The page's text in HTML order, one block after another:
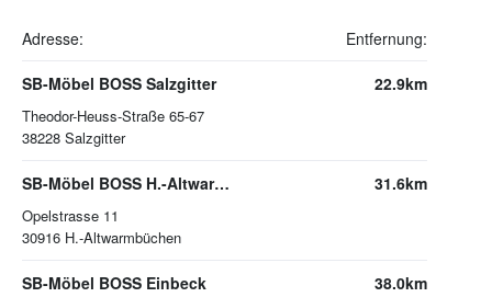
Adresse: Entfernung:
SB-Möbel BOSS Salzgitter
Theodor-Heuss-Straße 65-67
38228 Salzgitter
22.9km
SB-Möbel BOSS H.-Altwarmbüchen
Opelstrasse 11
30916 H.-Altwarmbüchen
31.6km
SB-Möbel BOSS Einbeck 38.0km